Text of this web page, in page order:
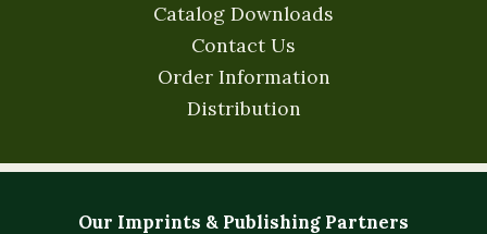
Catalog Downloads
Contact Us
Order Information
Distribution
Our Imprints & Publishing Partners